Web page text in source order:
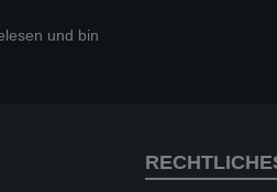
und bin